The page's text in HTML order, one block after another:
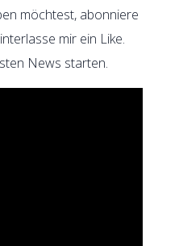
möchtest, abonniere
mir ein Like.
News starten.